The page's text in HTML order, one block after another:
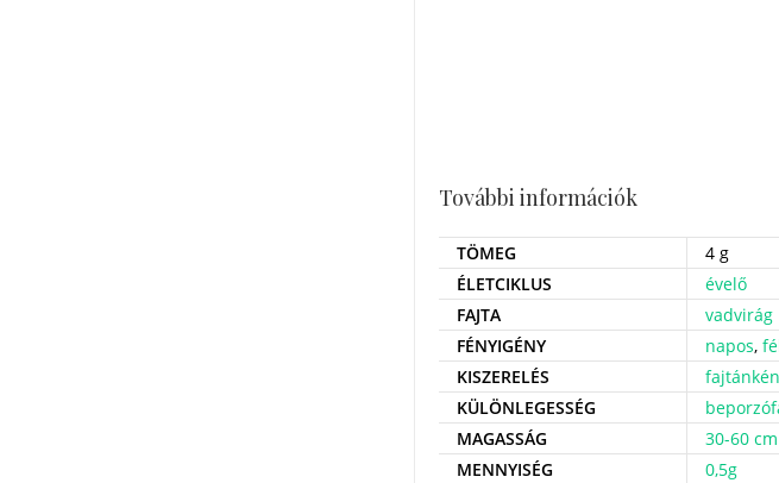
További információk
TÖMEG
4 g
ÉLETCIKLUS
évelő
FAJTA
vadvirág
FÉNYIGÉNY
napos,
KISZERELÉS
KÜLÖNLEGESSÉG
MAGASSÁG
30-60 cm
MENNYISÉG
0,5g